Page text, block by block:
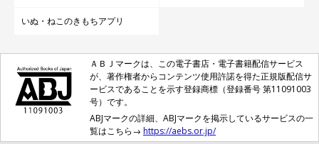
いぬ・ねこのきもちアプリ
ＡＢＪマークは、この電子書店・電子書籍配信サービス
が、著作権者からコンテンツ使用許諾を得た正規版配信サ
ービスであることを示す登録商標（登録番号 第11091003
号）です。
ABJマークの詳細、ABJマークを掲示しているサービスの一
覧はこちら→ https://aebs.or.jp/